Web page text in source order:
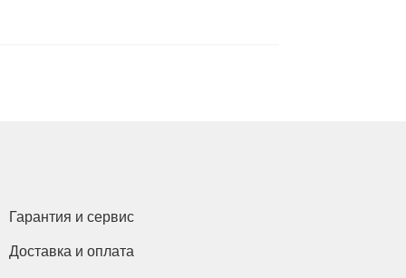
Гарантия и сервис
Доставка и оплата